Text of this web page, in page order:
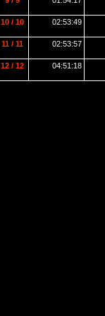
10 / 10 02:53:49
11 / 11 02:53:57
12 / 12 04:51:18